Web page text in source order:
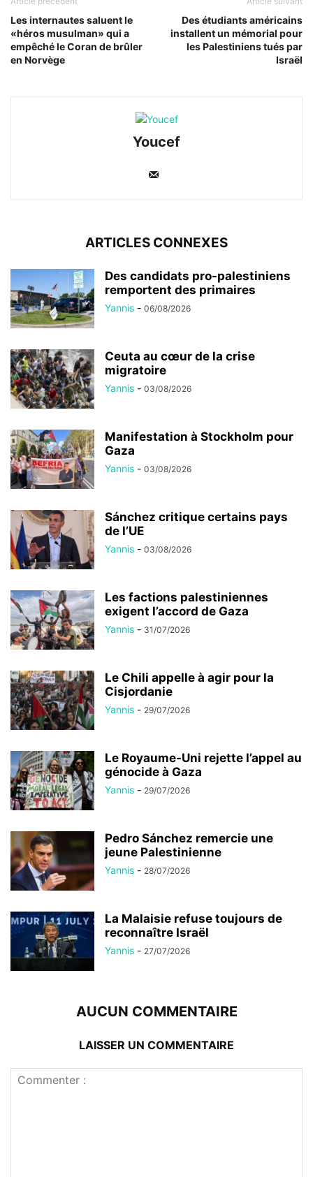
Les internautes saluent le
«héros musulman» qui a
empêché le Coran de brûler
en Norvège
Des étudiants américains
installent un mémorial pour
les Palestiniens tués par
Israël
Youcef
ARTICLES CONNEXES
Des candidats pro-palestiniens
remportent des primaires
Yannis - 06/08/2026
Ceuta au cœur de la crise
migratoire
Yannis - 03/08/2026
Manifestation à Stockholm pour
Gaza
Yannis - 03/08/2026
Sánchez critique certains pays
de l’UE
Yannis - 03/08/2026
Les factions palestiniennes
exigent l’accord de Gaza
Yannis - 31/07/2026
Le Chili appelle à agir pour la
Cisjordanie
Yannis - 29/07/2026
Le Royaume-Uni rejette l’appel au
génocide à Gaza
Yannis - 29/07/2026
Pedro Sánchez remercie une
jeune Palestinienne
Yannis - 28/07/2026
La Malaisie refuse toujours de
reconnaître Israël
Yannis - 27/07/2026
AUCUN COMMENTAIRE
LAISSER UN COMMENTAIRE